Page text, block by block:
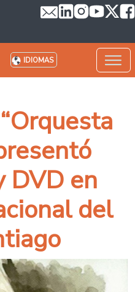
IDIOMAS
DVD en
del